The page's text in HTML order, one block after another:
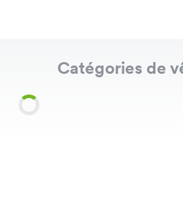
Catégories de